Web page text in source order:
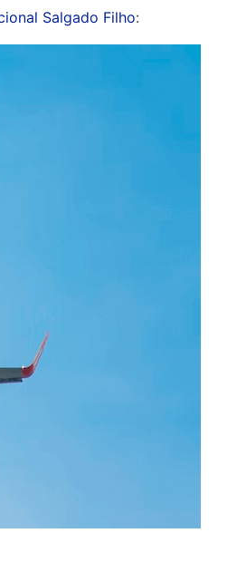
Salgado Filho: